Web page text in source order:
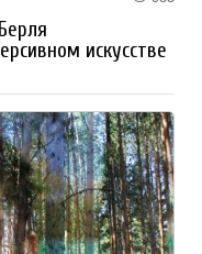
искусстве